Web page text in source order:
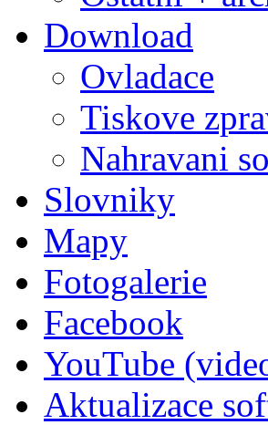
Download
Ovladace
Tiskove
Nahravani
Slovniky
Mapy
Fotogalerie
Facebook
YouTube
Aktualizace